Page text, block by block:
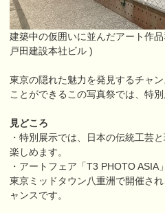
建築中の仮囲いに並んだアート作
戸田建設本社ビル )
東京の隠れた魅力を発見するチャ
ことができるこの写真祭では、特別
見どころ
・特別展示では、日本の伝統工芸
楽しめます。
・アートフェア「T3 PHOTO
東京ミッドタウン八重洲で開催さ
ャンスです。